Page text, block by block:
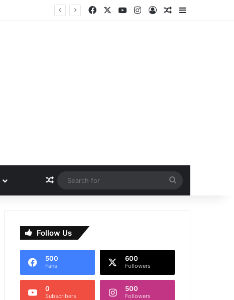
FacebookYouTubeInstagram
Log InRandom Article
Sidebar
Random Article
for
Follow Us
500
Fans
600
Followers
0
Subscribers
500
Followers